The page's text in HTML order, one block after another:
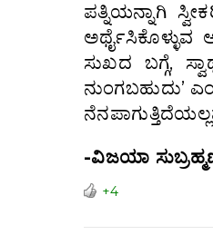
ಪತ್ನಿಯನ್ನಾಗಿ
ಅರ್ಥೈಸಿಕೊಳ್ಳುವ
ಸುಖದ ಬಗ್ಗೆ,
ನುಂಗಬಹುದು’
-ವಿಜಯಾ
+4